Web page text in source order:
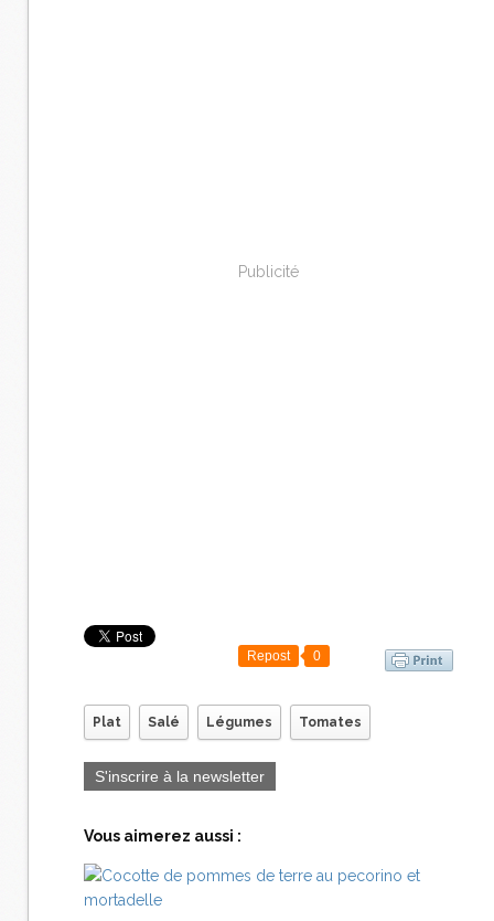
Publicité
Repost 0
Plat Salé Légumes Tomates
S'inscrire à la newsletter
Vous aimerez aussi :